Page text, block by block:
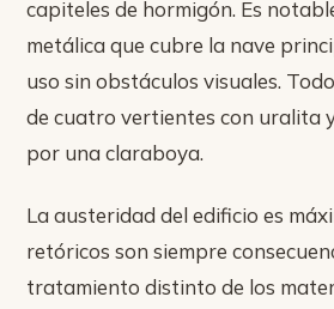
capiteles de hormigón. Es
metálica que cubre la nave
uso sin obstáculos visuales.
de cuatro vertientes con uralita
por una claraboya.
La austeridad del edificio es
retóricos son siempre
tratamiento distinto de los